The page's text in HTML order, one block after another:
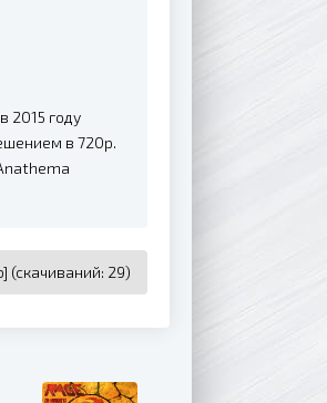
2015 году
в 720p.
(cкачиваний: 29)